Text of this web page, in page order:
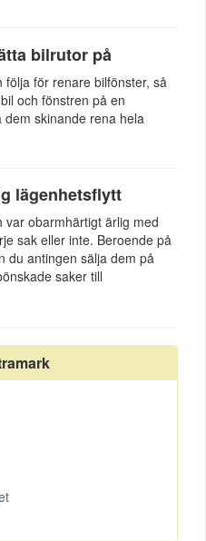
bilrutor på
för renare bilfönster, så
och fönstren på en
skinande rena hela
lägenhetsflytt
obarmhärtigt ärlig med
sak eller inte. Beroende på
du antingen sälja dem på
saker till